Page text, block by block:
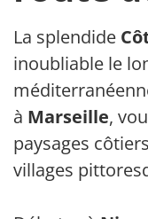
La splendide
inoubliable le
à Marseille,
paysages
villages